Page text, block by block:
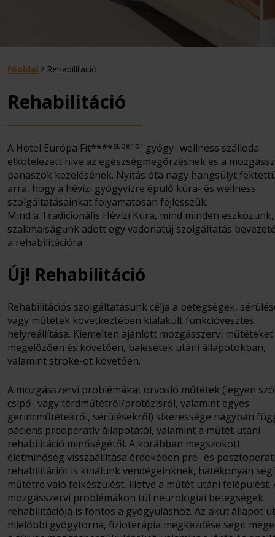
Főoldal / Rehabilitáció
Rehabilitáció
A Hotel Európa Fit****superior gyógy- wellness szálloda
elkötelezett híve az egészségmegőrzésnek és a
panaszok kezelésének. Nyitás óta nagy hangsúlyt
arra, hogy a hévízi gyógyvízre épülő kúra- és wellness
szolgáltatásainkat folyamatosan fejlesszük.
Mind a Tradicionális Hévízi Kúra, mind minden
szakmaiságunk adott egy vadonatúj szolgáltatás
a rehabilitációra.
Új! Rehabilitáció
Rehabilitációs szolgáltatásunk célja a betegségek,
vagy műtétek következtében kialakult funkcióvesztés
helyreállítása. Kiemelten ajánlott mozgásszervi műtéteket
megelőzően és követően, balesetek utáni állapotokban,
valamint stroke-ot követően.
A mozgásszervi problémákat orvosló műtétek (legyen szó
csípő- vagy térdműtétről/protézisről, valamint egyes
gerincműtétekről, sérülésekről) sikeressége nagyban
páciens preoperatív állapotától, valamint a műtét utáni
rehabilitáció minőségétől. A korábban megszokott
életminőség visszaállítása érdekében pre- és
rehabilitációt is kínálunk vendégeinknek, hatékonyan
műtétre való felkészülést, illetve a műtét utáni felépülést.
mozgásszervi problémákon túl neurológiai betegségek
rehabilitációja is fontos a gyógyuláshoz. Az akut állapot
mielőbbi gyógytorna, fizioterápia megkezdése segít